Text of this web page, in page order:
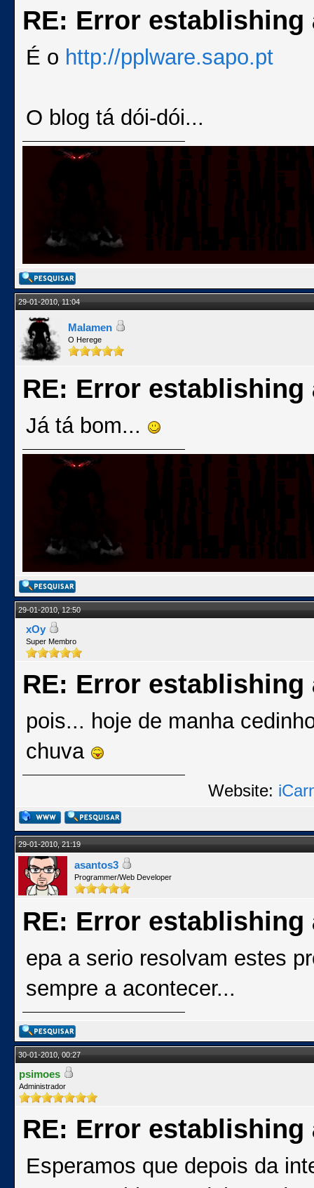
RE: Error
É o http://pplware.sapo.pt
O blog tá dói-dói...
29-01-2010, 11:04
Malamen
O Herege
RE: Error
Já tá bom...
29-01-2010, 12:50
xOy
Super Membro
RE: Error
pois... hoje de manha
chuva
Website:
29-01-2010, 21:19
asantos3
Programmer/Web Developer
RE: Error
epa a serio resolvam estes
sempre a acontecer...
30-01-2010, 00:27
psimoes
Administrador
RE: Error
Esperamos que depois da